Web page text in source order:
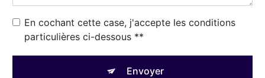
En cochant cette case, j'accepte les conditions
particulières ci-dessous **
Envoyer